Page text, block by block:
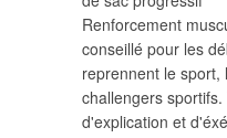
Renforcement
conseillé pour les
reprennent le sport,
challengers
d'explication et